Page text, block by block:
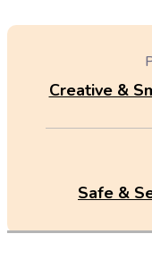
Creative &
Safe &